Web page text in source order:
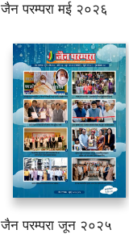
जैन परम्परा मई २०२६
जैन परम्परा जून २०२५